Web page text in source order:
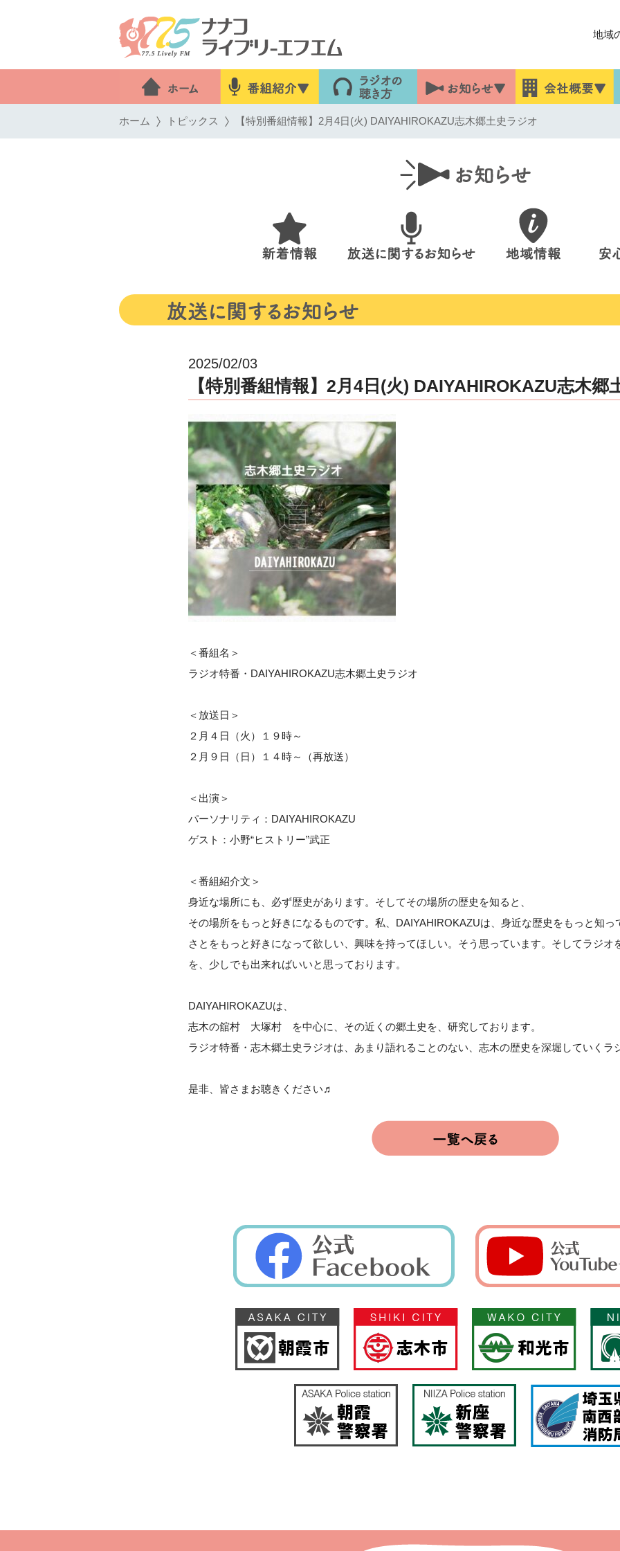
地域
ホーム トピックス 【特別番組情報】2月4日(火) DAIYAHIROKAZU志木郷土史ラジオ
2025/02/03
【特別番組情報】2月4日(火) DAIYAHIROKAZU志木郷
＜番組名＞
ラジオ特番・DAIYAHIROKAZU志木郷土史ラジオ
＜放送日＞
２月４日（火）１９時～
２月９日（日）１４時～（再放送）
＜出演＞
パーソナリティ：DAIYAHIROKAZU
ゲスト：小野“ヒストリー”武正
＜番組紹介文＞
身近な場所にも、必ず歴史があります。そしてその場所の歴史を知ると、
その場所をもっと好きになるものです。私、DAIYAHIROKAZUは、身近な歴史をもっと知っ
さとをもっと好きになって欲しい、興味を持ってほしい。そう思っています。そしてラジオ
を、少しでも出来ればいいと思っております。
DAIYAHIROKAZUは、
志木の舘村 大塚村 を中心に、その近くの郷土史を、研究しております。
ラジオ特番・志木郷土史ラジオは、あまり語れることのない、志木の歴史を深堀していくラ
是非、皆さまお聴きください♬